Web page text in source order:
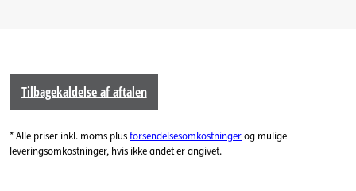
Tilbagekaldelse af aftalen
* Alle priser inkl. moms plusforsendelsesomkostningerog mulige
leveringsomkostninger, hvis ikke andet er angivet.